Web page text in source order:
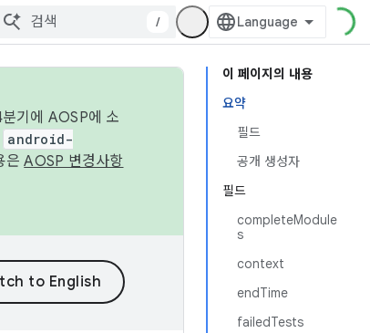
/
이 페이지의 내용
요약
필드
공개 생성자
필드
completeModule
s
context
endTime
failedTests
기에 AOSP에 소
android-
은AOSP 변경사항